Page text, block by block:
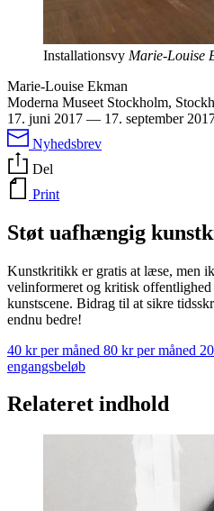
Installationsvy Marie-Louise
Marie-Louise Ekman
Moderna Museet Stockholm,
17. juni 2017 — 17. september
Nyhedsbrev
Del
Print
Støt uafhængig
Kunstkritikk er gratis at læse, men
velinformeret og kritisk
kunstscene. Bidrag til at sikre
endnu bedre!
40 kr per måned 80 kr per måned
engangsbeløb
Relateret indhold